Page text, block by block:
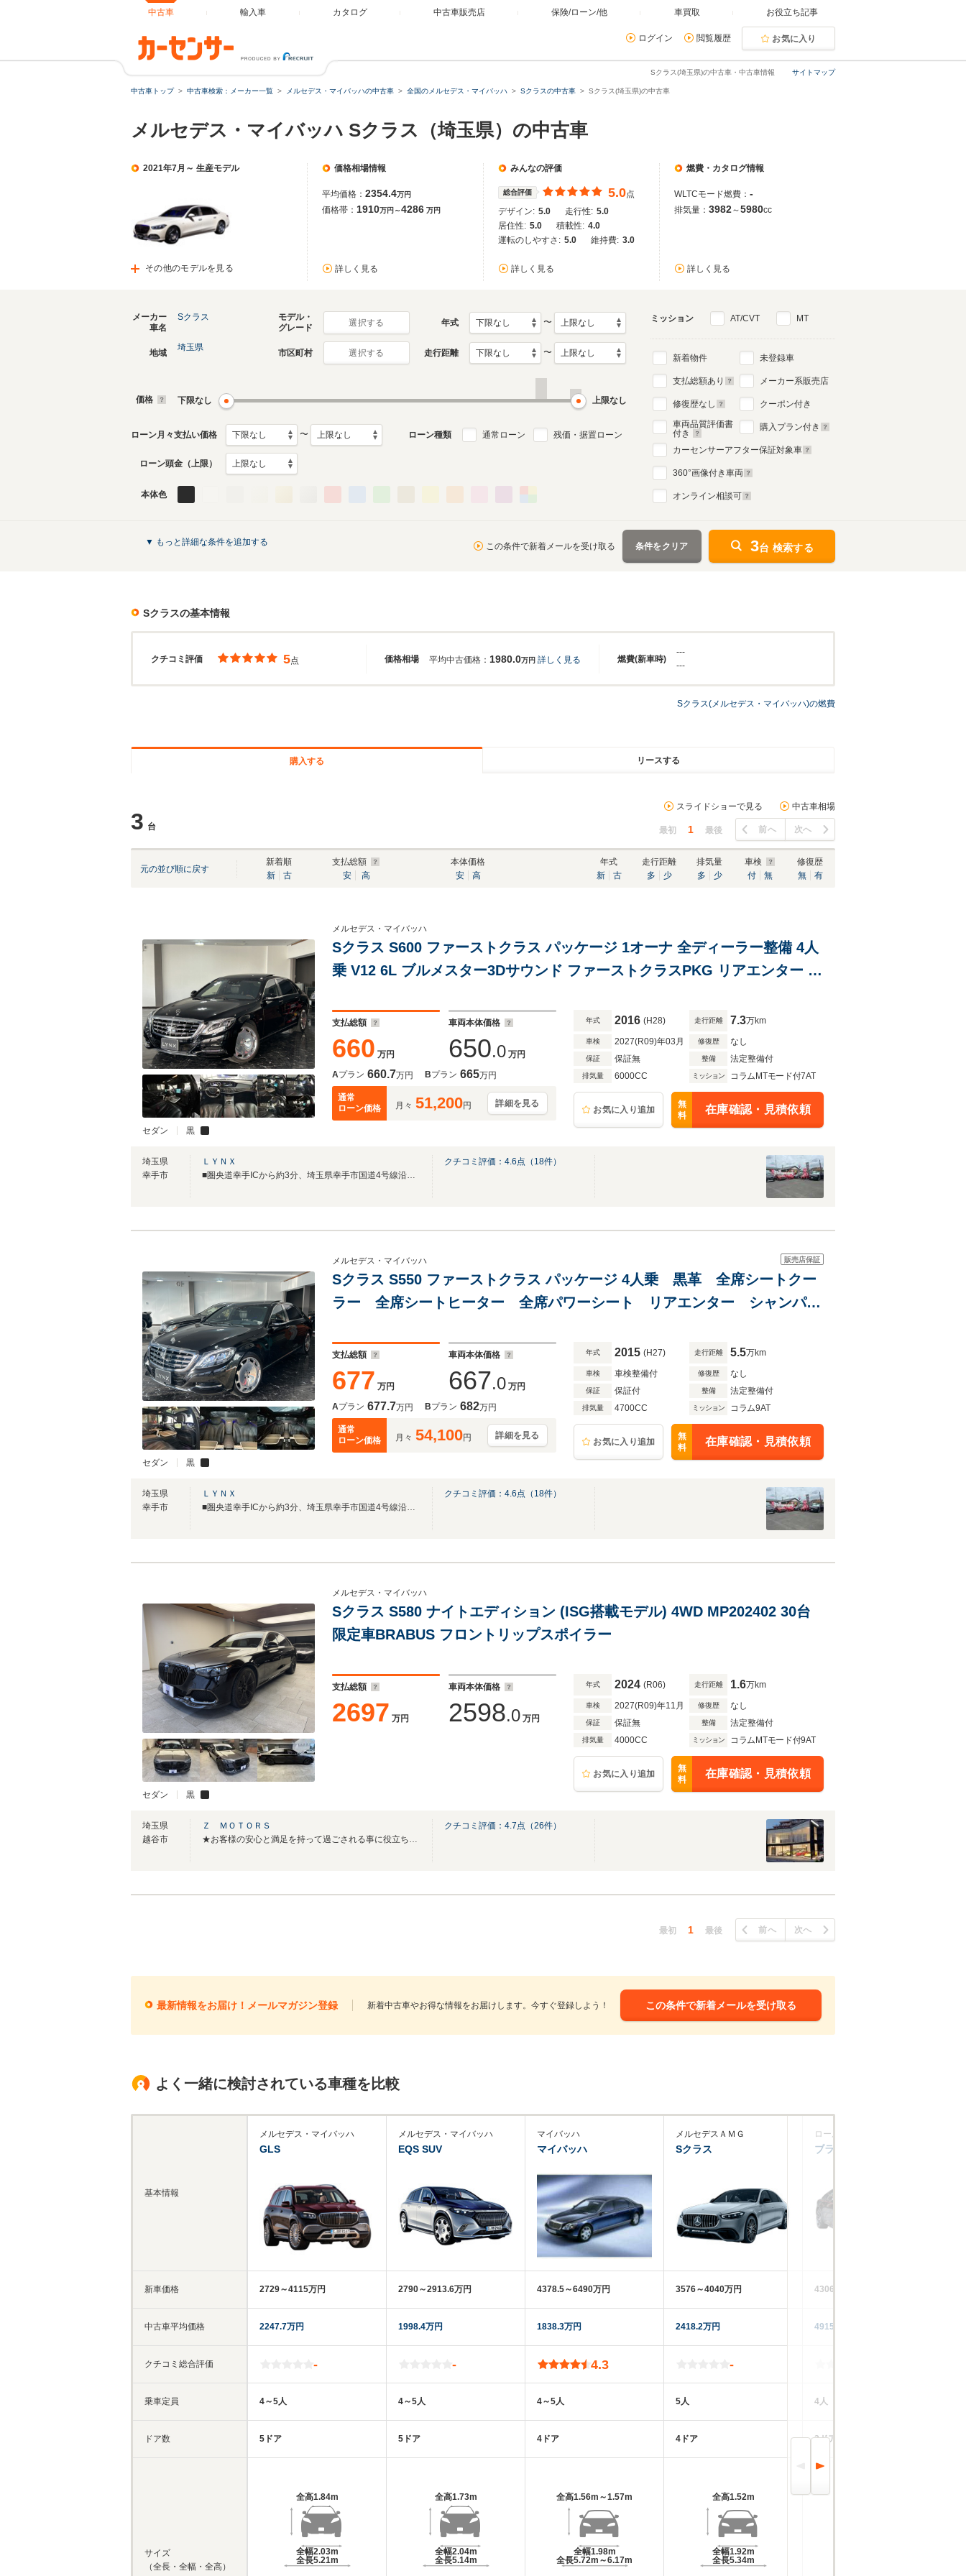
中古車 輸入車 カタログ 中古車販売店 保険/ローン/他 車買取 お役立ち記事
ログイン 閲覧履歴 お気に入り
サイトマップ
Sクラス(埼玉県)の中古車・中古車情報
中古車トップ 中古車検索：メーカー一覧 メルセデス・マイバッハの中古車 全国のメルセデス・マイバッハ Sクラスの中古車 Sクラス(埼玉県)の中古車
メルセデス・マイバッハ Sクラス（埼玉県）の中古車
2021年7月～ 生産モデル
その他のモデルを見る
価格相場情報
平均価格： 2354.4万円
価格帯： 1910万円～4286 万円
詳しく見る
みんなの評価
総合評価 5.0点
デザイン: 5.0 走行性: 5.0
居住性: 5.0 積載性: 4.0
運転のしやすさ: 5.0 維持費: 3.0
詳しく見る
燃費・カタログ情報
WLTCモード燃費： -
排気量： 3982～5980cc
詳しく見る
Sクラスのカタログを見る
メーカー
車名
Sクラス
モデル・
グレード
選択する 年式 〜
地域
埼玉県
市区町村 選択する 走行距離 〜
価格 下限なし 上限なし
ローン月々支払い価格 〜 ローン種類 通常ローン 残価・据置ローン
ローン頭金（上限）
本体色
ミッション AT/CVT MT
新着物件
支払総額あり
修復歴なし
車両品質評価書
付き
未登録車
メーカー系販売店
クーポン付き
購入プラン付き
カーセンサーアフター保証対象車
360°画像付き車両
オンライン相談可
▼ もっと詳細な条件を追加する この条件で新着メールを受け取る 条件をクリア 3台 検索する
Sクラスの基本情報
クチコミ評価 価格相場 燃費(新車時)
5点 平均中古価格： 1980.0万円 詳しく見る
---
---
Sクラス(メルセデス・マイバッハ)の燃費
購入する リースする
3 台
スライドショーで見る 中古車相場
最初 1 最後 前へ 次へ
元の並び順に戻す
新着順
新
古
支払総額
安
高
本体価格
安
高
年式
新
古
走行距離
多
少
排気量
多
少
車検
付
無
修復歴
無
有
セダン 黒
メルセデス・マイバッハ
Sクラス S600 ファーストクラス パッケージ 1オーナ 全ディーラー整備 4人
乗 V12 6L ブルメスター3Dサウンド ファーストクラスPKG リアエンター ク
ト 電動オットマン パノラマサンルー
支払総額
660 万円
車両本体価格
650.0 万円
Aプラン 660.7万円 Bプラン 665万円
通常
ローン価格
月々 51,200円 詳細を見る
年式 2016 (H28) 走行距離 7.3万km
車検 2027(R09)年03月 修復歴 なし
保証 保証無 整備 法定整備付
排気量 6000CC ミッション コラムMTモード付7AT
お気に入り追加
無
料
在庫確認・見積依頼
埼玉県
幸手市
ＬＹＮＸ
■圏央道幸手ICから約3分、埼玉県幸手市国道4号線沿いにございます■
クチコミ評価： 4.6点（ 18件）
セダン 黒
販売店保証
メルセデス・マイバッハ
Sクラス S550 ファーストクラス パッケージ 4人乗 黒革 全席シートクー
ラー 全席シートヒーター 全席パワーシート リアエンター シャンパン
フ 電動シェード レーダークルコン
支払総額
677 万円
車両本体価格
667.0 万円
Aプラン 677.7万円 Bプラン 682万円
通常
ローン価格
月々 54,100円 詳細を見る
年式 2015 (H27) 走行距離 5.5万km
車検 車検整備付 修復歴 なし
保証 保証付 整備 法定整備付
排気量 4700CC ミッション コラム9AT
お気に入り追加
無
料
在庫確認・見積依頼
埼玉県
幸手市
ＬＹＮＸ
■圏央道幸手ICから約3分、埼玉県幸手市国道4号線沿いにございます■
クチコミ評価： 4.6点（ 18件）
セダン 黒
メルセデス・マイバッハ
Sクラス S580 ナイトエディション (ISG搭載モデル) 4WD MP202402 30台
限定車BRABUS フロントリップスポイラー
支払総額
2697 万円
車両本体価格
2598.0 万円
年式 2024 (R06) 走行距離 1.6万km
車検 2027(R09)年11月 修復歴 なし
保証 保証無 整備 法定整備付
排気量 4000CC ミッション コラムMTモード付9AT
お気に入り追加
無
料
在庫確認・見積依頼
埼玉県
越谷市
Ｚ ＭＯＴＯＲＳ
★お客様の安心と満足を持って過ごされる事に役立ち、貢献する会社を目指しています。
クチコミ評価： 4.7点（26件）
最初 1 最後 前へ 次へ
最新情報をお届け！メールマガジン登録 新着中古車やお得な情報をお届けします。今すぐ登録しよう！ この条件で新着メールを受け取る
よく一緒に検討されている車種を比較
基本情報
新車価格
中古車平均価格
クチコミ総合評価
乗車定員
ドア数
サイズ
（全長・全幅・全高）
メルセデス・マイバッハ
GLS
2729～4115万円
2247.7万円
-
4～5人
5ドア
全高1.84m
全幅2.03m
全長5.21m
メルセデス・マイバッハ
EQS SUV
2790～2913.6万円
1998.4万円
-
4～5人
5ドア
全高1.73m
全幅2.04m
全長5.14m
マイバッハ
マイバッハ
4378.5～6490万円
1838.3万円
4.3
4～5人
4ドア
全高1.56m～1.57m
全幅1.98m
全長5.72m～6.17m
メルセデスＡＭＧ
Sクラス
3576～4040万円
2418.2万円
-
5人
4ドア
全高1.52m
全幅1.92m
全長5.34m
ロールスロイス
ブラックバッジレイス
4306万円
4915万円
4人
2ドア